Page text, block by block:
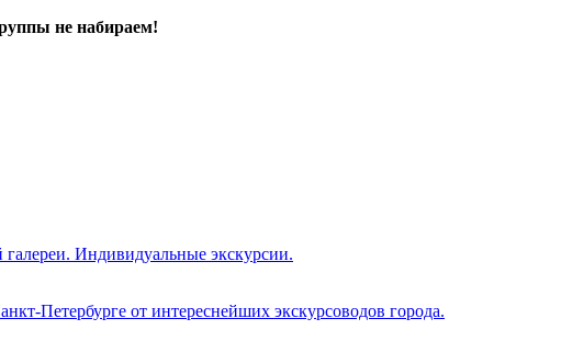
не набираем!
Индивидуальные экскурсии.
Петербурге от интереснейших экскурсоводов города.